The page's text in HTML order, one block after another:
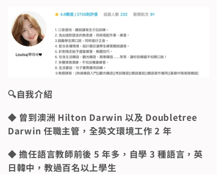
🔍️自我介紹
◆ 曾到澳洲 Hilton Darwin 以及 Doubletree
Darwin 任職主管，全英文環境工作 2 年
◆ 擔任語言教師前後 5 年多，自學 3 種語言，英
日韓中，教過百名以上學生